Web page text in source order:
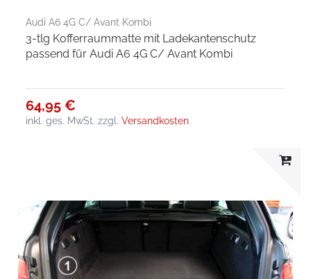
Audi A6 4G C/ Avant Kombi
3-tlg Kofferraummatte mit Ladekantenschutz
passend für Audi A6 4G C/ Avant Kombi
64,95 €
inkl. ges. MwSt. zzgl.Versandkosten